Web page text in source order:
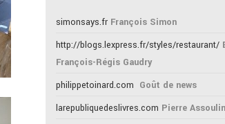
simonsays.fr François Simon
http://blogs.lexpress.fr/styles/restaurant/
François-Régis Gaudry
philippetoinard.com Goût de news
larepubliquedeslivres.com Pierre